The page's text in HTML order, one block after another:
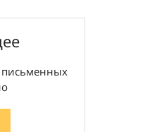
письменных